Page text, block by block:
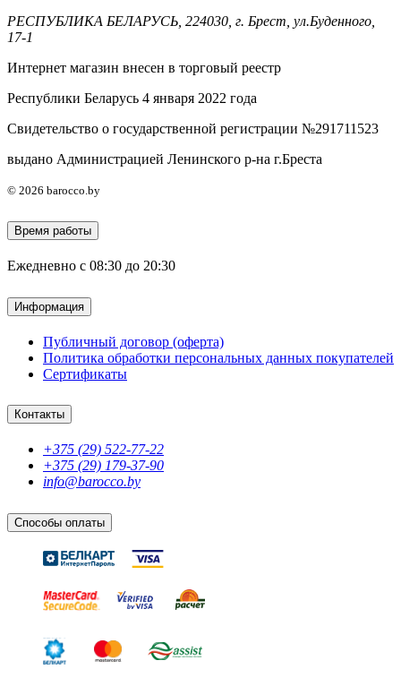
РЕСПУБЛИКА БЕЛАРУСЬ, 224030, г. Брест, ул.Буденного,
17-1
Интернет магазин внесен в торговый реестр
Республики Беларусь 4 января 2022 года
Свидетельство о государственной регистрации №291711523
выдано Администрацией Ленинского р-на г.Бреста
© 2026 barocco.by
Время работы
Ежедневно с 08:30 до 20:30
Информация
Публичный договор (оферта)
Политика обработки персональных данных покупателей
Сертификаты
Контакты
+375 (29) 522-77-22
+375 (29) 179-37-90
info@barocco.by
Способы оплаты